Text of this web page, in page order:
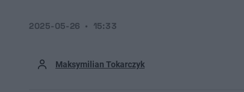
Maksymilian Tokarczyk
2025-05-26 15:33